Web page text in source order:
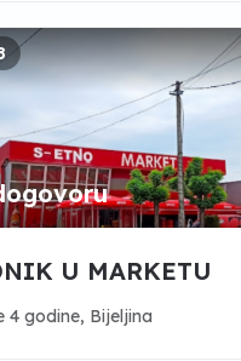
U MARKETU
4 godine, Bijeljina